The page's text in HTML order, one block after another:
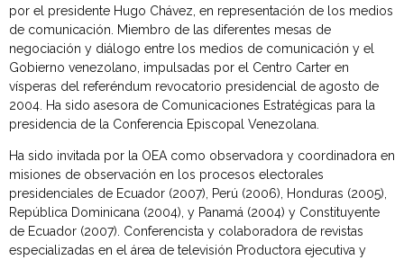
por el presidente Hugo Chávez, en representación de los medios
de comunicación. Miembro de las diferentes mesas de
negociación y diálogo entre los medios de comunicación y el
Gobierno venezolano, impulsadas por el Centro Carter en
vísperas del referéndum revocatorio presidencial de agosto de
2004. Ha sido asesora de Comunicaciones Estratégicas para la
presidencia de la Conferencia Episcopal Venezolana.
Ha sido invitada por la OEA como observadora y coordinadora en
misiones de observación en los procesos electorales
presidenciales de Ecuador (2007), Perú (2006), Honduras (2005),
República Dominicana (2004), y Panamá (2004) y Constituyente
de Ecuador (2007). Conferencista y colaboradora de revistas
especializadas en el área de televisión Productora ejecutiva y